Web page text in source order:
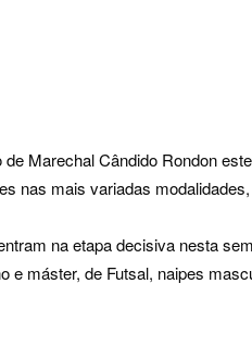
Marechal Cândido Rondon
nas mais variadas
na etapa decisiva nesta
e máster, de Futsal, naipes